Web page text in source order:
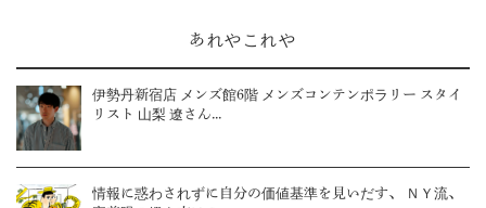
あれやこれや
伊勢丹新宿店 メンズ館6階 メンズコンテンポラリー スタイ
リスト 山梨 遼さん...
情報に惑わされずに自分の価値基準を見いだす、 ＮＹ流、